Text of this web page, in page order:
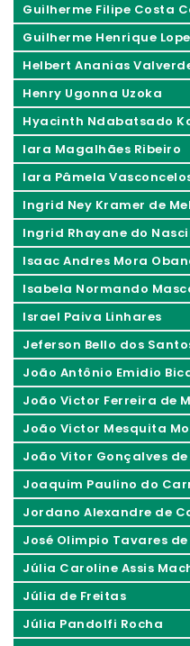
Guilherme Filipe Costa
Guilherme Henrique
Helbert Ananias
Henry Ugonna Uzoka
Hyacinth Ndabatsado
Iara Magalhães Ribeiro
Iara Pâmela
Ingrid Ney Kramer de
Ingrid Rhayane do
Isaac Andres Mora
Isabela Normando
Israel Paiva Linhares
Jeferson Bello dos
João Antônio Emidio
João Victor Ferreira de
João Victor Mesquita
João Vitor Gonçalves
Joaquim Paulino do
Jordano Alexandre de
José Olimpio Tavares de
Júlia Caroline Assis
Júlia de Freitas
Júlia Pandolfi Rocha